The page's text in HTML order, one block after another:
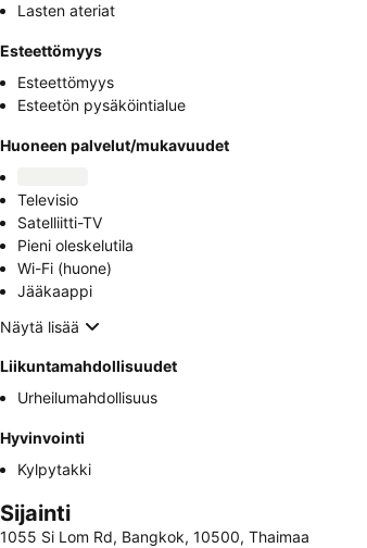
Lasten ateriat
Esteettömyys
Esteettömyys
Esteetön pysäköintialue
Huoneen palvelut/mukavuudet
Televisio
Satelliitti-TV
Pieni oleskelutila
Wi-Fi (huone)
Jääkaappi
Näytä lisää
Liikuntamahdollisuudet
Urheilumahdollisuus
Hyvinvointi
Kylpytakki
Sijainti
1055 Si Lom Rd, Bangkok, 10500, Thaimaa